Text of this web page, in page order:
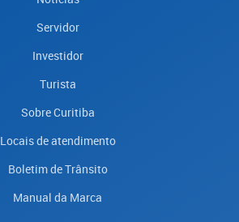
Servidor
Investidor
Turista
Sobre Curitiba
Locais de atendimento
Boletim de Trânsito
Manual da Marca